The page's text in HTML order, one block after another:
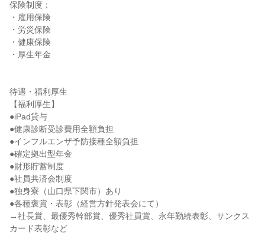
保険制度：
・雇用保険
・労災保険
・健康保険
・厚生年金
待遇・福利厚生
【福利厚生】
●iPad貸与
●健康診断受診費用全額負担
●インフルエンザ予防接種全額負担
●確定拠出型年金
●財形貯蓄制度
●社員共済会制度
●独身寮（山口県下関市）あり
●各種褒賞・表彰（経営方針発表会にて）
→社長賞、最優秀幹部賞、優秀社員賞、永年勤続表彰、サンクス
カード表彰など